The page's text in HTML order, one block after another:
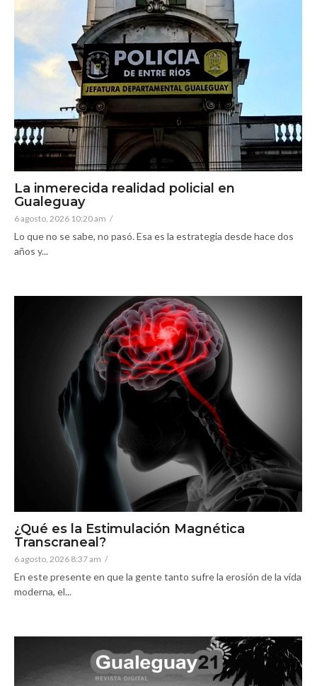
La inmerecida realidad policial en
Gualeguay
6 agosto, 2026 10:20 am /
Lo que no se sabe, no pasó. Esa es la estrategia desde hace dos
años y...
¿Qué es la Estimulación Magnética
Transcraneal?
6 agosto, 2026 8:37 am /
En este presente en que la gente tanto sufre la erosión de la vida
moderna, el...